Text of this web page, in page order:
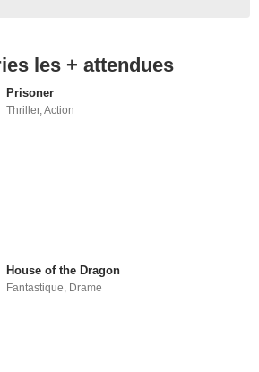
les + attendues
Prisoner
Thriller,Action
House of the Dragon
Fantastique, Drame